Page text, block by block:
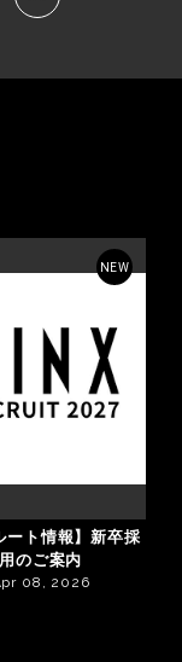
NEW
ート情報】新卒採
用のご案内
08, 2026